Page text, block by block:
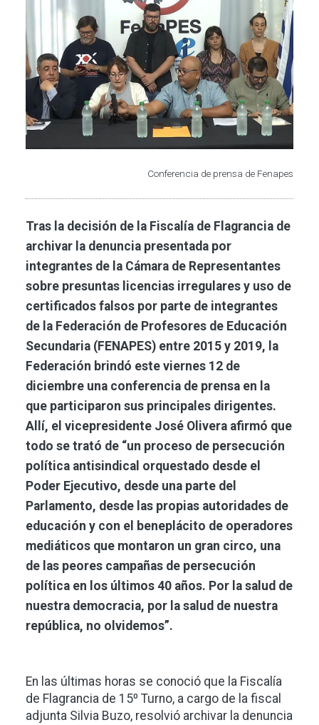
Conferencia de prensa de Fenapes
Tras la decisión de la Fiscalía de Flagrancia de
archivar la denuncia presentada por
integrantes de la Cámara de Representantes
sobre presuntas licencias irregulares y uso de
certificados falsos por parte de integrantes
de la Federación de Profesores de Educación
Secundaria (FENAPES) entre 2015 y 2019, la
Federación brindó este viernes 12 de
diciembre una conferencia de prensa en la
que participaron sus principales dirigentes.
Allí, el vicepresidente José Olivera afirmó que
todo se trató de “un proceso de persecución
política antisindical orquestado desde el
Poder Ejecutivo, desde una parte del
Parlamento, desde las propias autoridades de
educación y con el beneplácito de operadores
mediáticos que montaron un gran circo, una
de las peores campañas de persecución
política en los últimos 40 años. Por la salud de
nuestra democracia, por la salud de nuestra
república, no olvidemos”.
En las últimas horas se conoció que la Fiscalía
de Flagrancia de 15º Turno, a cargo de la fiscal
adjunta Silvia Buzo, resolvió archivar la denuncia